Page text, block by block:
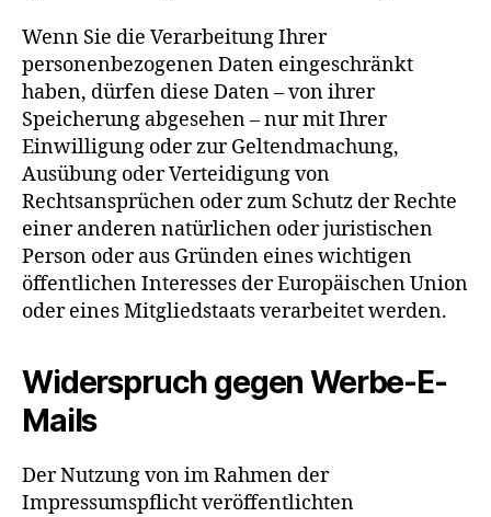
Wenn Sie die Verarbeitung Ihrer
personenbezogenen Daten eingeschränkt
haben, dürfen diese Daten – von ihrer
Speicherung abgesehen – nur mit Ihrer
Einwilligung oder zur Geltendmachung,
Ausübung oder Verteidigung von
Rechtsansprüchen oder zum Schutz der Rechte
einer anderen natürlichen oder juristischen
Person oder aus Gründen eines wichtigen
öffentlichen Interesses der Europäischen Union
oder eines Mitgliedstaats verarbeitet werden.
Widerspruch gegen Werbe-E-
Mails
Der Nutzung von im Rahmen der
Impressumspflicht veröffentlichten